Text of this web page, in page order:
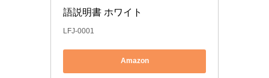
語説明書 ホワイト
LFJ-0001
Amazon